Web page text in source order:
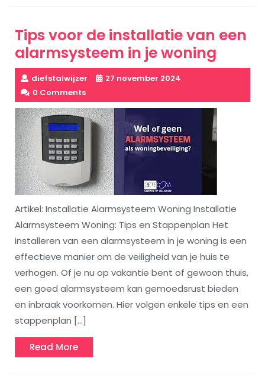
Tips voor de installatie van een
alarmsysteem in je woning
diefstalwijzer
27 november 2024
0 Comments
Artikel: Installatie Alarmsysteem Woning Installatie
Alarmsysteem Woning: Tips en Stappenplan Het
installeren van een alarmsysteem in je woning is een
effectieve manier om de veiligheid van je huis te
verhogen. Of je nu op vakantie bent of gewoon thuis,
een goed alarmsysteem kan gemoedsrust bieden
en inbraak voorkomen. Hier volgen enkele tips en een
stappenplan […]
Read MoreRead
More